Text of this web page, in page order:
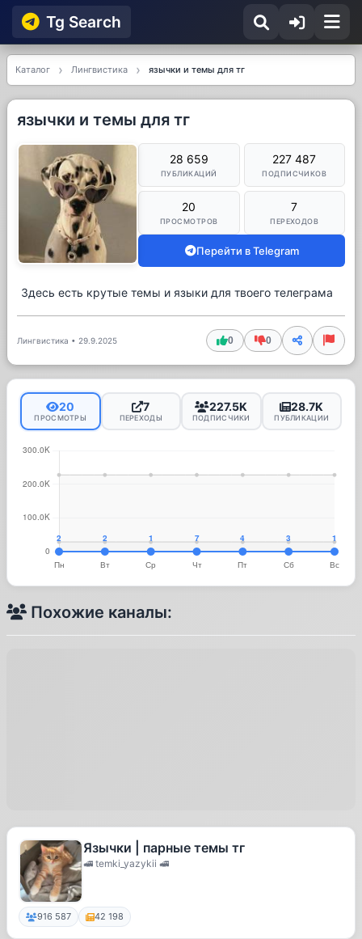
Tg Searсh
Каталог Лингвистика язычки и темы для тг
язычки и темы для тг
28 659
ПУБЛИКАЦИЙ
227 487
ПОДПИСЧИКОВ
20
ПРОСМОТРОВ
7
ПЕРЕХОДОВ
Перейти в Telegram
Здесь есть крутые темы и языки для твоего телеграма
Лингвистика • 29.9.2025 0 0
20
ПРОСМОТРЫ
7
ПЕРЕХОДЫ
227.5K
ПОДПИСЧИКИ
28.7K
ПУБЛИКАЦИИ
Похожие каналы:
Язычки | парные темы тг
🚅 temki_yazykii 🚅
916 587 42 198